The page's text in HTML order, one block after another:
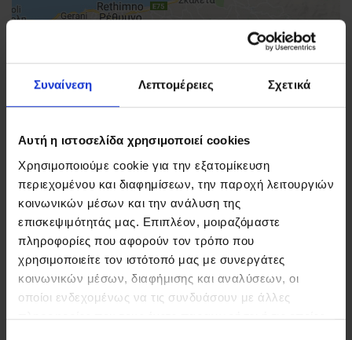
Συναίνεση Λεπτομέρειες Σχετικά
Αυτή η ιστοσελίδα χρησιμοποιεί cookies
Χρησιμοποιούμε cookie για την εξατομίκευση
περιεχομένου και διαφημίσεων, την παροχή λειτουργιών
κοινωνικών μέσων και την ανάλυση της
επισκεψιμότητάς μας. Επιπλέον, μοιραζόμαστε
πληροφορίες που αφορούν τον τρόπο που
χρησιμοποιείτε τον ιστότοπό μας με συνεργάτες
κοινωνικών μέσων, διαφήμισης και αναλύσεων, οι
οποίοι ενδεχομένως να τις συνδυάσουν με άλλες
πληροφορίες που τους έχετε παραχωρήσει ή τις οποίες
FIND US
CONTACT